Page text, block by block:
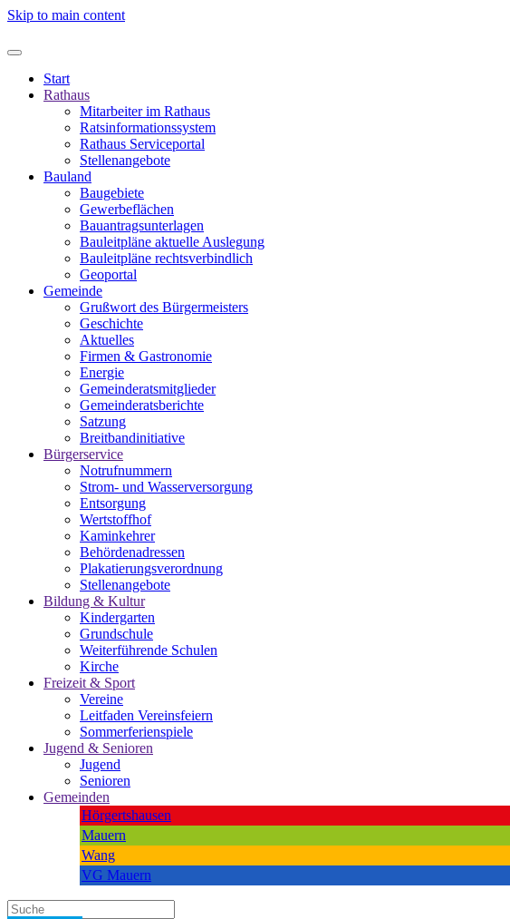
Skip to main content
Start
Rathaus
Mitarbeiter im Rathaus
Ratsinformationssystem
Rathaus Serviceportal
Stellenangebote
Bauland
Baugebiete
Gewerbeflächen
Bauantragsunterlagen
Bauleitpläne aktuelle Auslegung
Bauleitpläne rechtsverbindlich
Geoportal
Gemeinde
Grußwort des Bürgermeisters
Geschichte
Aktuelles
Firmen & Gastronomie
Energie
Gemeinderatsmitglieder
Gemeinderatsberichte
Satzung
Breitbandinitiative
Bürgerservice
Notrufnummern
Strom- und Wasserversorgung
Entsorgung
Wertstoffhof
Kaminkehrer
Behördenadressen
Plakatierungsverordnung
Stellenangebote
Bildung & Kultur
Kindergarten
Grundschule
Weiterführende Schulen
Kirche
Freizeit & Sport
Vereine
Leitfaden Vereinsfeiern
Sommerferienspiele
Jugend & Senioren
Jugend
Senioren
Gemeinden
Hörgertshausen
Mauern
Wang
VG Mauern